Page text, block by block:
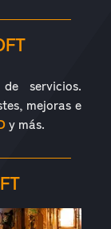
servicios.
mejoras e
y más.